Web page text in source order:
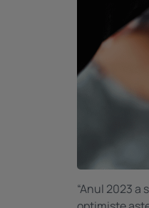
“Anul 2023